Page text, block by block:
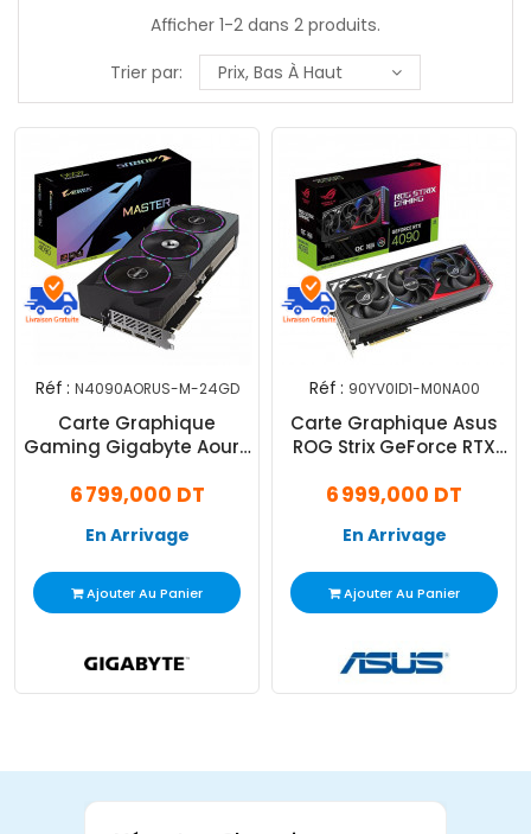
Afficher 1-2 dans 2 produits.
Trier par:
Prix, Bas À Haut
Réf : N4090AORUS-M-24GD
Carte Graphique
Gaming Gigabyte Aours
6 799,000 DT
En Arrivage
Ajouter Au Panier
Réf : 90YV0ID1-M0NA00
Carte Graphique Asus
ROG Strix GeForce RTX
6 999,000 DT
En Arrivage
Ajouter Au Panier